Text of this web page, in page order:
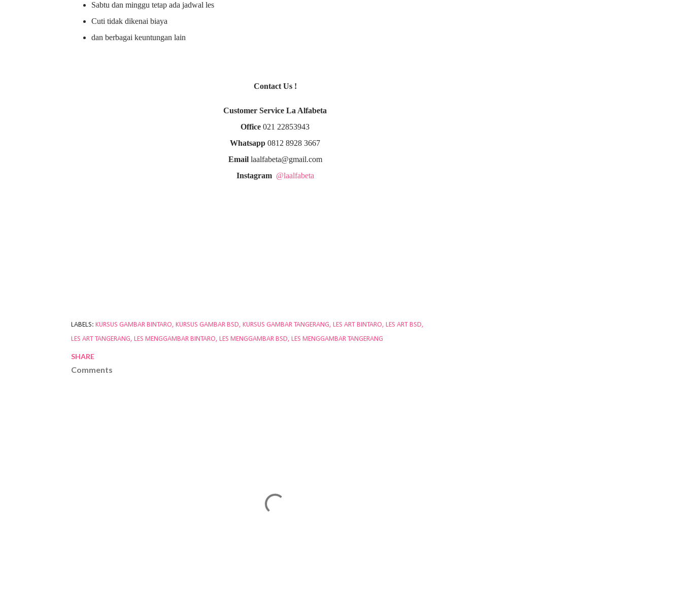
Sabtu dan minggu tetap ada jadwal les
Cuti tidak dikenai biaya
dan berbagai keuntungan lain
Contact Us !
Customer Service La Alfabeta
Office 021 22853943
Whatsapp 0812 8928 3667
Emaillaalfabeta@gmail.com
Instagram @laalfabeta
LABELS: KURSUS GAMBAR BINTARO KURSUS GAMBAR BSD KURSUS GAMBAR TANGERANG LES ART BINTARO LES ART BSD
LES ART TANGERANG LES MENGGAMBAR BINTARO LES MENGGAMBAR BSD LES MENGGAMBAR TANGERANG
SHARE
Comments